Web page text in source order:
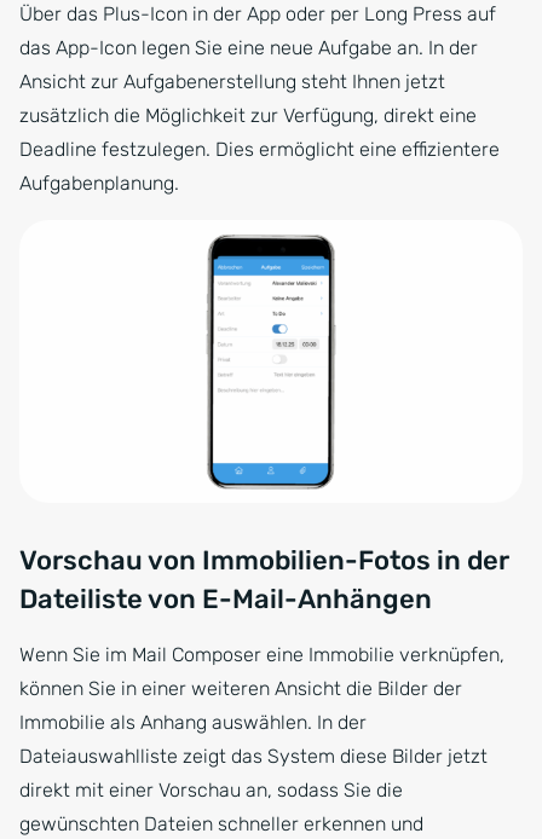
Über das Plus-Icon in der App oder per Long Press auf
das App-Icon legen Sie eine neue Aufgabe an. In der
Ansicht zur Aufgabenerstellung steht Ihnen jetzt
zusätzlich die Möglichkeit zur Verfügung, direkt eine
Deadline festzulegen. Dies ermöglicht eine effizientere
Aufgabenplanung.
Vorschau von Immobilien-Fotos in der
Dateiliste von E-Mail-Anhängen
Wenn Sie im Mail Composer eine Immobilie verknüpfen,
können Sie in einer weiteren Ansicht die Bilder der
Immobilie als Anhang auswählen. In der
Dateiauswahlliste zeigt das System diese Bilder jetzt
direkt mit einer Vorschau an, sodass Sie die
gewünschten Dateien schneller erkennen und